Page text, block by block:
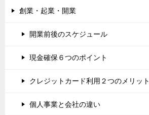
創業・起業・開業
開業前後のスケジュール
現金確保６つのポイント
クレジットカード利用２つのメリット
個人事業と会社の違い